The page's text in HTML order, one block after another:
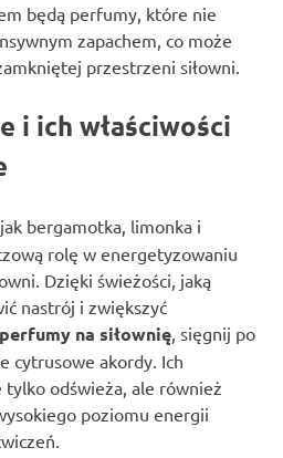
będą perfumy, które nie
zapachem, co może
przestrzeni siłowni.
i ich właściwości
bergamotka, limonka i
rolę w energetyzowaniu
Dzięki świeżości, jaką
nastrój i zwiększyć
perfumy na siłownię, sięgnij po
cytrusowe akordy. Ich
tylko odświeża, ale również
poziomu energii